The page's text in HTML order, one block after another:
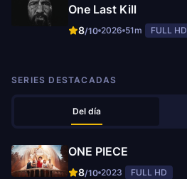
One Last Kill
8/10 2026 51m FULL HD
SERIES DESTACADAS
Del día
ONE PIECE
8/10 2023 FULL HD